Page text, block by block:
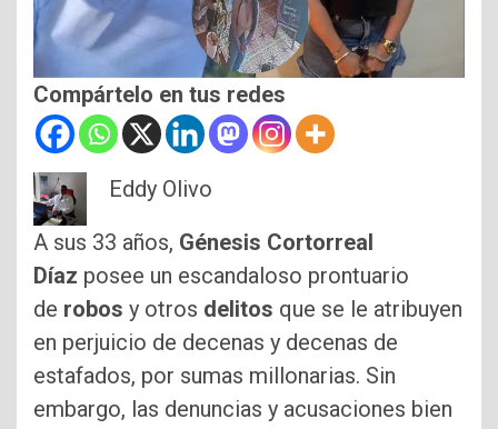
Compártelo en tus redes
Eddy Olivo
A sus 33 años, Génesis Cortorreal
Díaz posee un escandaloso prontuario
de robos y otros delitos que se le atribuyen
en perjuicio de decenas y decenas de
estafados, por sumas millonarias. Sin
embargo, las denuncias y acusaciones bien